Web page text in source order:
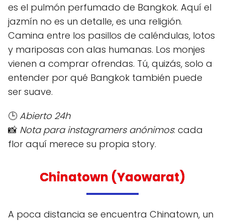
es el pulmón perfumado de Bangkok. Aquí el
jazmín no es un detalle, es una religión.
Camina entre los pasillos de caléndulas, lotos
y mariposas con alas humanas. Los monjes
vienen a comprar ofrendas. Tú, quizás, solo a
entender por qué Bangkok también puede
ser suave.
🕒Abierto 24h
📸 Nota para instagramers anónimos: cada
flor aquí merece su propia story.
Chinatown (Yaowarat)
A poca distancia se encuentra Chinatown, un